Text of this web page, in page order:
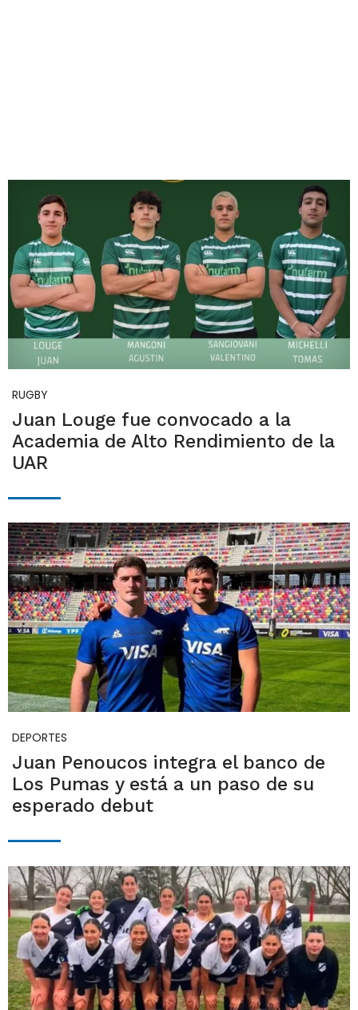
RUGBY
Juan Louge fue convocado a la
Academia de Alto Rendimiento de la
UAR
DEPORTES
Juan Penoucos integra el banco de
Los Pumas y está a un paso de su
esperado debut